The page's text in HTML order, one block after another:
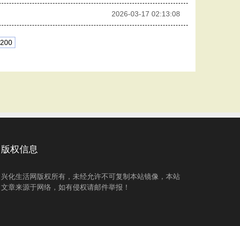
2026-03-17 02:13:08
200
版权信息
兴化生活网版权所有，未经允许不可复制本站镜像，本站
文章来源于网络，如有侵权请邮件举报！